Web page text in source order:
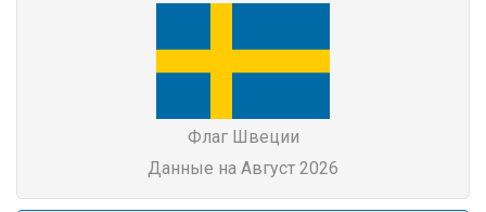
Флаг Швеции
Данные на Август 2026